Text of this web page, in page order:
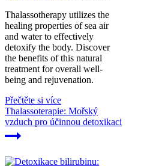
Thalassotherapy utilizes the
healing properties of sea air
and water to effectively
detoxify the body. Discover
the benefits of this natural
treatment for overall well-
being and rejuvenation.
Přečtěte si více
Thalassoterapie: Mořský
vzduch pro účinnou detoxikaci